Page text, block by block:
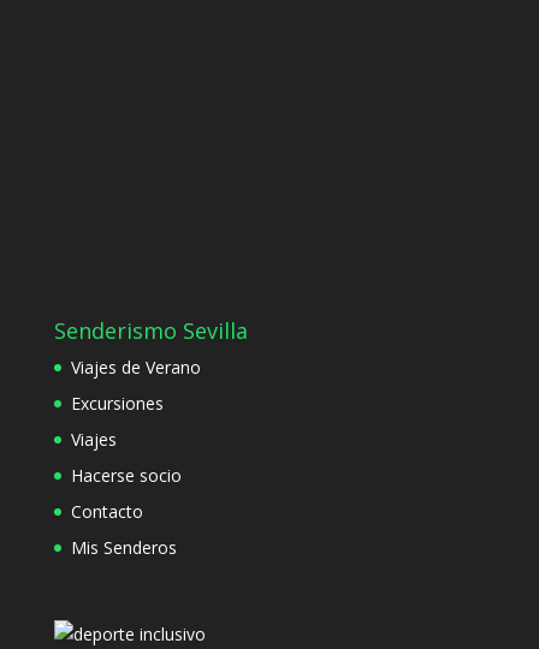
Senderismo Sevilla
Viajes de Verano
Excursiones
Viajes
Hacerse socio
Contacto
Mis Senderos